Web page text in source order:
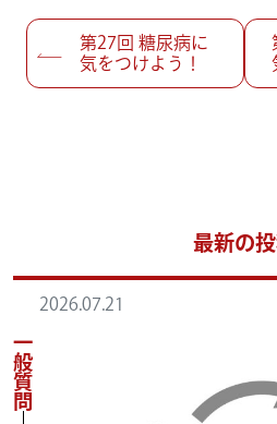
投稿ナビゲーション
第27回 糖尿病に
気をつけよう！
最新の
2026.07.21
一般質問